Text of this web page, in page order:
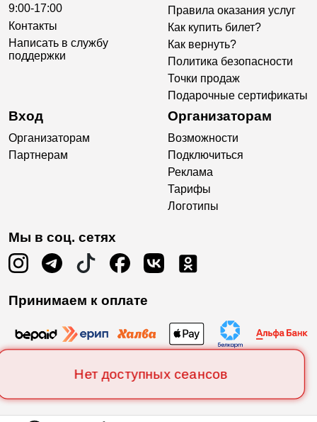
Нет доступных сеансов
9:00-17:00
Контакты
Написать в службу
поддержки
Правила оказания услуг
Как купить билет?
Как вернуть?
Политика безопасности
Точки продаж
Подарочные сертификаты
Вход
Организаторам
Партнерам
Организаторам
Возможности
Подключиться
Реклама
Тарифы
Логотипы
Мы в соц. сетях
Принимаем к оплате